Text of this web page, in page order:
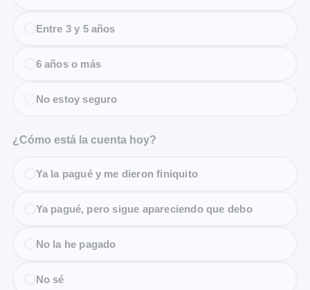
Entre 3 y 5 años
6 años o más
No estoy seguro
¿Cómo está la cuenta hoy?
Ya la pagué y me dieron finiquito
Ya pagué, pero sigue apareciendo que debo
No la he pagado
No sé